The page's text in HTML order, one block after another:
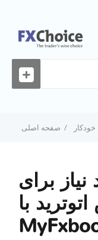
صفحه اصلی
برای
با